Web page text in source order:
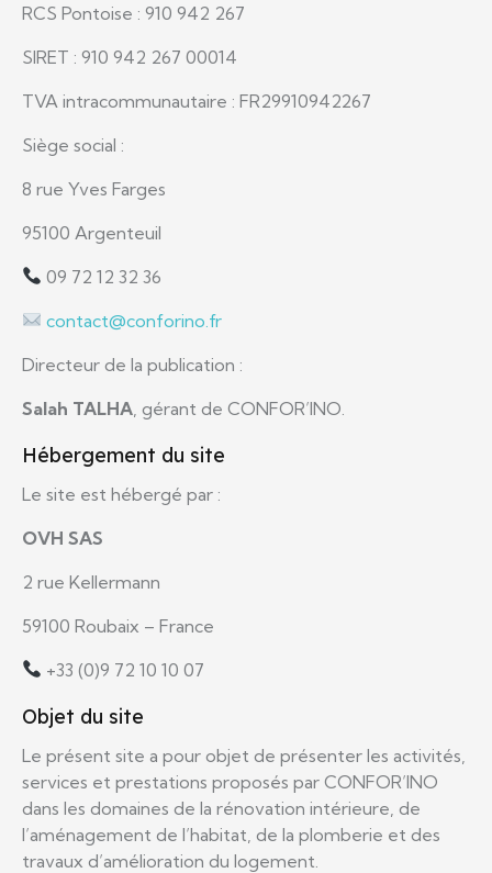
RCS Pontoise : 910 942 267
SIRET : 910 942 267 00014
TVA intracommunautaire : FR29910942267
Siège social :
8 rue Yves Farges
95100 Argenteuil
09 72 12 32 36
contact@conforino.fr
Directeur de la publication :
Salah TALHA , gérant de CONFOR’INO.
Hébergement du site
Le site est hébergé par :
OVH SAS
2 rue Kellermann
59100 Roubaix – France
+33 (0)9 72 10 10 07
Objet du site
Le présent site a pour objet de présenter les activités,
services et prestations proposés par CONFOR’INO
dans les domaines de la rénovation intérieure, de
l’aménagement de l’habitat, de la plomberie et des
travaux d’amélioration du logement.